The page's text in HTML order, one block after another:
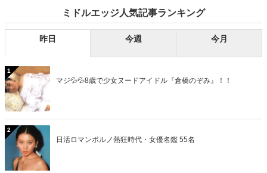
ミドルエッジ人気記事ランキング
昨日 今週 今月
1
マジ💦💦8歳で少女ヌードアイドル『倉橋のぞみ』！！
2
日活ロマンポルノ熱狂時代・女優名鑑 55名